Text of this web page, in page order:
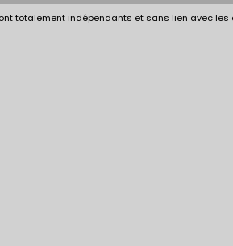
totalement indépendants et sans lien avec